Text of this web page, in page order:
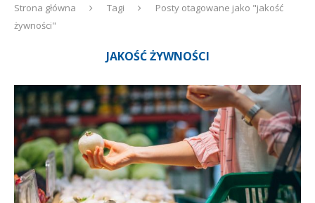
Strona główna Tagi
Posty otagowane jako "jakość
żywności"
JAKOŚĆ ŻYWNOŚCI